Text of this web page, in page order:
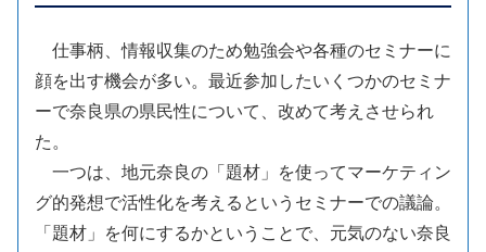
仕事柄、情報収集のため勉強会や各種のセミナーに
顔を出す機会が多い。最近参加したいくつかのセミナ
ーで奈良県の県民性について、改めて考えさせられ
た。
一つは、地元奈良の「題材」を使ってマーケティン
グ的発想で活性化を考えるというセミナーでの議論。
「題材」を何にするかということで、元気のない奈良